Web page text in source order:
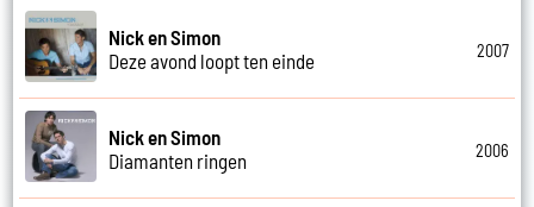
Nick en Simon
Deze avond loopt ten einde
2007
Nick en Simon
Diamanten ringen
2006